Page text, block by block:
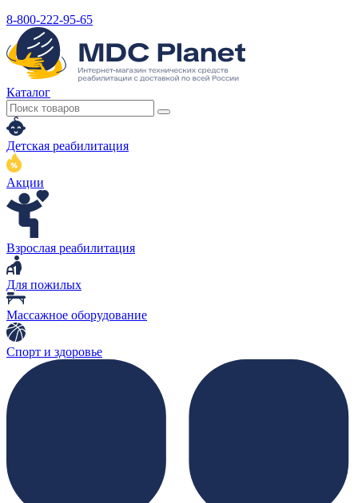
8-800-222-95-65
Каталог
Детская реабилитация
Акции
Взрослая реабилитация
Для пожилых
Массажное оборудование
Спорт и здоровье